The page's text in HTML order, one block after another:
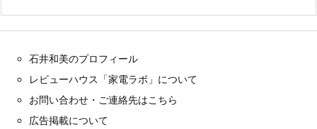
石井和美のプロフィール
レビューハウス「家電ラボ」について
お問い合わせ・ご連絡先はこちら
広告掲載について